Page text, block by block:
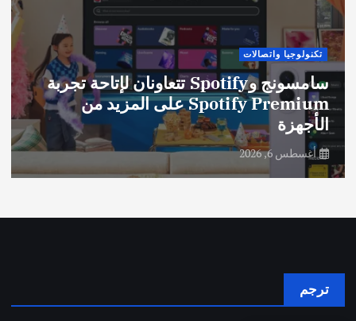
تكنولوجيا واتصالات
سامسونج وSpotify تتعاونان لإتاحة تجربة
Spotify Premium على المزيد من
الأجهزة
أغسطس 6, 2026
ترجم